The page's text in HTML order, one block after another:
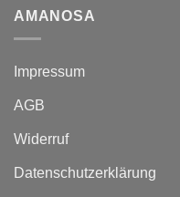
AMANOSA
Impressum
AGB
Widerruf
Datenschutzerklärung